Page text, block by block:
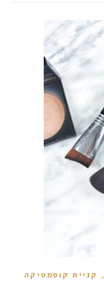
,
קניית קוסמטיקה